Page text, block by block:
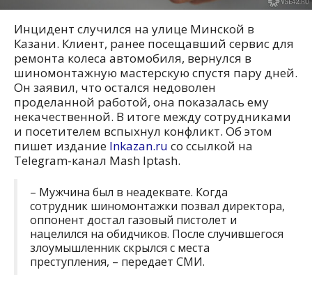
Инцидент случился на улице Минской в
Казани. Клиент, ранее посещавший сервис для
ремонта колеса автомобиля, вернулся в
шиномонтажную мастерскую спустя пару дней.
Он заявил, что остался недоволен
проделанной работой, она показалась ему
некачественной. В итоге между сотрудниками
и посетителем вспыхнул конфликт. Об этом
пишет издание Inkazan.ru со ссылкой на
Telegram-канал Mash Iptash.
– Мужчина был в неадеквате. Когда
сотрудник шиномонтажки позвал директора,
оппонент достал газовый пистолет и
нацелился на обидчиков. После случившегося
злоумышленник скрылся с места
преступления, – передает СМИ.